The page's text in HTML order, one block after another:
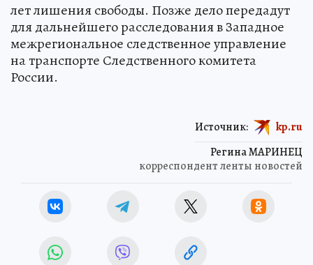
лет лишения свободы. Позже дело передадут
для дальнейшего расследования в Западное
межрегиональное следственное управление
на транспорте Следственного комитета
России.
Регина МАРИНЕЦ
корреспондент ленты новостей
Источник: kp.ru